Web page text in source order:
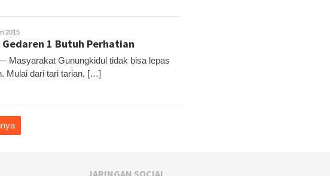
2015
1 Butuh Perhatian
Masyarakat Gunungkidul tidak bisa lepas
Mulai dari tari tarian, […]